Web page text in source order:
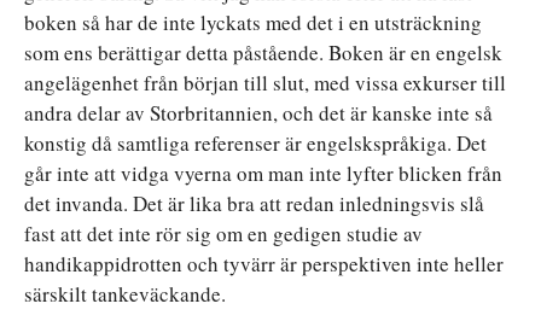
boken så har de inte lyckats med det i en utsträckning
som ens berättigar detta påstående. Boken är en engelsk
angelägenhet från början till slut, med vissa exkurser till
andra delar av Storbritannien, och det är kanske inte så
konstig då samtliga referenser är engelskspråkiga. Det
går inte att vidga vyerna om man inte lyfter blicken från
det invanda. Det är lika bra att redan inledningsvis slå
fast att det inte rör sig om en gedigen studie av
handikappidrotten och tyvärr är perspektiven inte heller
särskilt tankeväckande.